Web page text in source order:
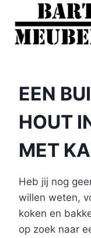
Doorgaan
naar
inhoud
EEN
HOUT
MET
Heb jij nog
willen weten,
koken en
op zoek naar